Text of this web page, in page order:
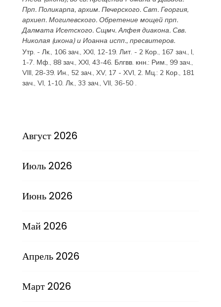
Прп. Поликарпа, архим. Печерского. Свт. Георгия,
архиеп. Могилевского. Обретение мощей прп.
ДалматаИсетского. Сщмч.Алфеядиакона. Свв.
Николая(икона) и Иоаннаиспп., пресвитеров.
Утр. - Лк., 106 зач., XXI, 12-19. Лит. - 2 Кор., 167 зач., I,
1-7. Мф., 88 зач., XXI, 43-46. Блгвв. кнн.: Рим., 99 зач.,
VIII, 28-39. Ин., 52 зач., XV, 17 - XVI, 2. Мц.: 2 Кор., 181
зач., VI, 1-10. Лк., 33 зач., VII, 36-50 .
Август 2026
Июль 2026
Июнь 2026
Май 2026
Апрель 2026
Март 2026